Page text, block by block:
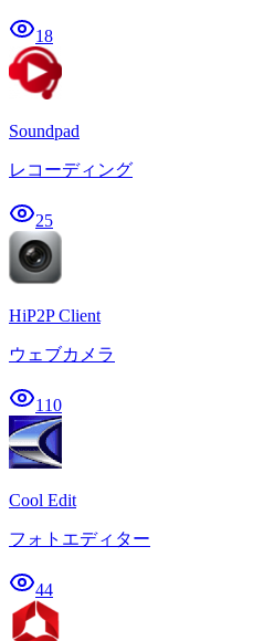
18
Soundpad
レコーディング
25
HiP2P Client
ウェブカメラ
110
Cool Edit
フォトエディター
44